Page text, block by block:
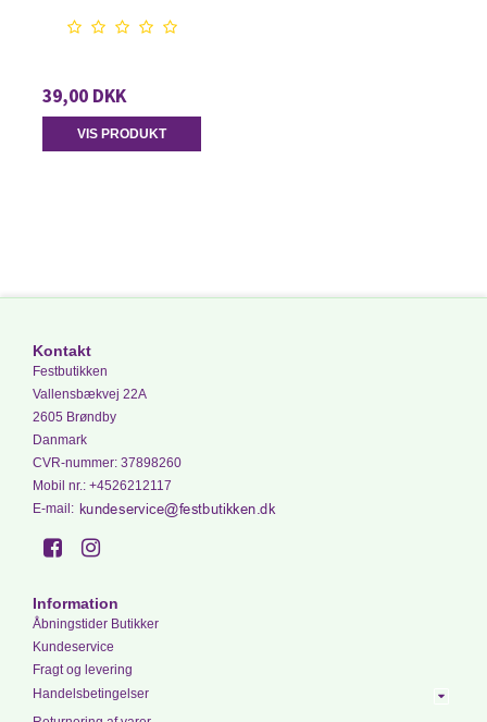
39,00 DKK
VIS PRODUKT
Kontakt
Festbutikken
Vallensbækvej 22A
2605 Brøndby
Danmark
CVR-nummer: 37898260
Mobil nr.: +4526212117
E-mail :
Information
Åbningstider Butikker
Kundeservice
Fragt og levering
Handelsbetingelser